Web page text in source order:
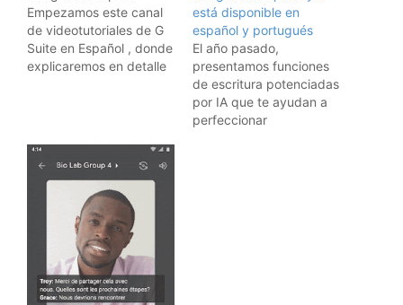
Empezamos este canal
de videotutoriales de G
Suite en Español , donde
explicaremos en detalle
empresariales de
productividad.
está disponible en
español y portugués
El año pasado,
presentamos funciones
de escritura potenciadas
por IA que te ayudan a
perfeccionar